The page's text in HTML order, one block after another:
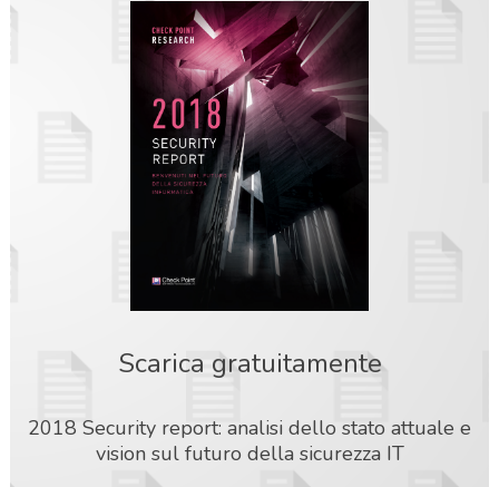
Scarica gratuitamente
2018 Security report: analisi dello stato attuale e
vision sul futuro della sicurezza IT